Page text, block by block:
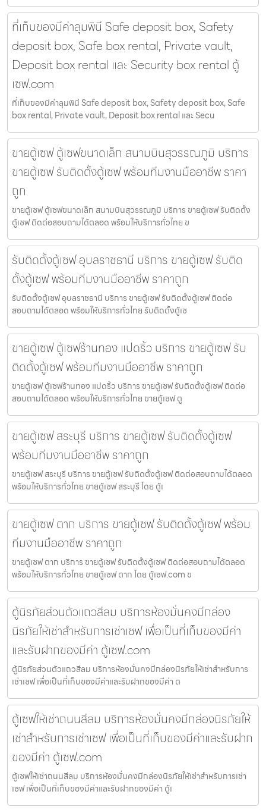
ที่เก็บของมีค่าลุมพินี Safe deposit box, Safety
deposit box, Safe box rental, Private vault,
Deposit box rental และ Security box rental ตู้
เซฟ.com
ที่เก็บของมีค่าลุมพินี Safe deposit box, Safety deposit box, Safe
box rental, Private vault, Deposit box rental และ Secu
ขายตู้เซฟ ตู้เซฟขนาดเล็ก สนามบินสุวรรณภูมิ บริการ
ขายตู้เซฟ รับติดตั้งตู้เซฟ พร้อมทีมงานมืออาชีพ ราคา
ถูก
ขายตู้เซฟ ตู้เซฟขนาดเล็ก สนามบินสุวรรณภูมิ บริการ ขายตู้เซฟ รับติดตั้ง
ตู้เซฟ ติดต่อสอบถามได้ตลอด พร้อมให้บริการทั่วไทย ข
รับติดตั้งตู้เซฟ อุบลราชธานี บริการ ขายตู้เซฟ รับติด
ตั้งตู้เซฟ พร้อมทีมงานมืออาชีพ ราคาถูก
รับติดตั้งตู้เซฟ อุบลราชธานี บริการ ขายตู้เซฟ รับติดตั้งตู้เซฟ ติดต่อ
สอบถามได้ตลอด พร้อมให้บริการทั่วไทย รับติดตั้งตู้เซ
ขายตู้เซฟ ตู้เซฟร้านทอง แปดริ้ว บริการ ขายตู้เซฟ รับ
ติดตั้งตู้เซฟ พร้อมทีมงานมืออาชีพ ราคาถูก
ขายตู้เซฟ ตู้เซฟร้านทอง แปดริ้ว บริการ ขายตู้เซฟ รับติดตั้งตู้เซฟ ติดต่อ
สอบถามได้ตลอด พร้อมให้บริการทั่วไทย ขายตู้เซฟ ตู
ขายตู้เซฟ สระบุรี บริการ ขายตู้เซฟ รับติดตั้งตู้เซฟ
พร้อมทีมงานมืออาชีพ ราคาถูก
ขายตู้เซฟ สระบุรี บริการ ขายตู้เซฟ รับติดตั้งตู้เซฟ ติดต่อสอบถามได้ตลอด
พร้อมให้บริการทั่วไทย ขายตู้เซฟ สระบุรี โดย ตู้เ
ขายตู้เซฟ ตาก บริการ ขายตู้เซฟ รับติดตั้งตู้เซฟ พร้อม
ทีมงานมืออาชีพ ราคาถูก
ขายตู้เซฟ ตาก บริการ ขายตู้เซฟ รับติดตั้งตู้เซฟ ติดต่อสอบถามได้ตลอด
พร้อมให้บริการทั่วไทย ขายตู้เซฟ ตาก โดย ตู้เซฟ.com ข
ตู้นิรภัยส่วนตัวแถวสีลม บริการห้องมั่นคงมีกล่อง
นิรภัยให้เช่าสำหรับการเช่าเซฟ เพื่อเป็นที่เก็บของมีค่า
และรับฝากของมีค่า ตู้เซฟ.com
ตู้นิรภัยส่วนตัวแถวสีลม บริการห้องมั่นคงมีกล่องนิรภัยให้เช่าสำหรับการ
เช่าเซฟ เพื่อเป็นที่เก็บของมีค่าและรับฝากของมีค่า ต
ตู้เซฟให้เช่าถนนสีลม บริการห้องมั่นคงมีกล่องนิรภัยให้
เช่าสำหรับการเช่าเซฟ เพื่อเป็นที่เก็บของมีค่าและรับฝาก
ของมีค่า ตู้เซฟ.com
ตู้เซฟให้เช่าถนนสีลม บริการห้องมั่นคงมีกล่องนิรภัยให้เช่าสำหรับการเช่า
เซฟ เพื่อเป็นที่เก็บของมีค่าและรับฝากของมีค่า ตู้เ